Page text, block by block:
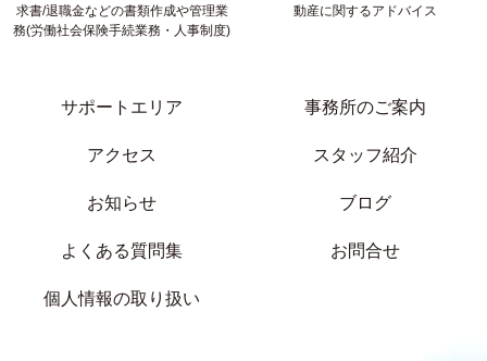
求書/退職金などの書類作成や管理業
務(労働社会保険手続業務・人事制度)
動産に関するアドバイス
サポートエリア 事務所のご案内
アクセス スタッフ紹介
お知らせ ブログ
よくある質問集 お問合せ
個人情報の取り扱い